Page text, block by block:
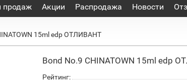
продаж Акции Распродажа Новости
15ml edp ОТЛИВАНТ
Bond No.9 CHINATOWN 15ml edp
Рейтинг: